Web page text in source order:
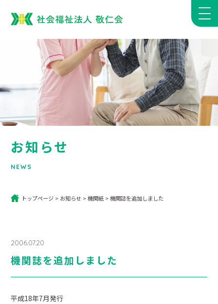
お知らせ
NEWS
トップページ > お知らせ >機関紙 >機関誌を追加しました
2006.07.20
機関誌を追加しました
平成18年7月発行